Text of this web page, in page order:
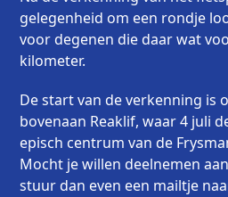
gelegenheid om een rondje
voor degenen die daar wat
kilometer.
De start van de verkenning is
bovenaan Reaklif, waar 4 juli
episch centrum van de
Mocht je willen deelnemen
stuur dan even een mailtje